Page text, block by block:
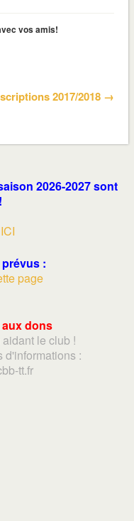
vos amis!
2017/2018 →
2026-2027 sont
:
page
dons
le club !
d'informations :
tt.fr